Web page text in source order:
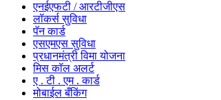
एनईएफटी / आरटीजीएस
लॉकर्स सुविधा
पॅन कार्ड
एसएमएस सुविधा
प्रधानमंत्री विमा योजना
मिस कॉल अलर्ट
ए . टी . एम . कार्ड
मोबाईल बँकिंग